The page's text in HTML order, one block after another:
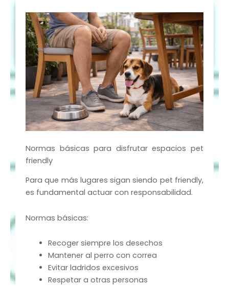
Normas básicas para disfrutar espacios pet
friendly
Para que más lugares sigan siendo pet friendly,
es fundamental actuar con responsabilidad.
Normas básicas:
Recoger siempre los desechos
Mantener al perro con correa
Evitar ladridos excesivos
Respetar a otras personas